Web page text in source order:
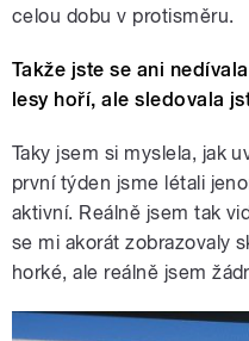
celou dobu v protisměru.
Takže jste se ani
lesy hoří, ale sledovala
Taky jsem si myslela, jak
první týden jsme létali
aktivní. Reálně jsem tak
se mi akorát zobrazovaly
horké, ale reálně jsem